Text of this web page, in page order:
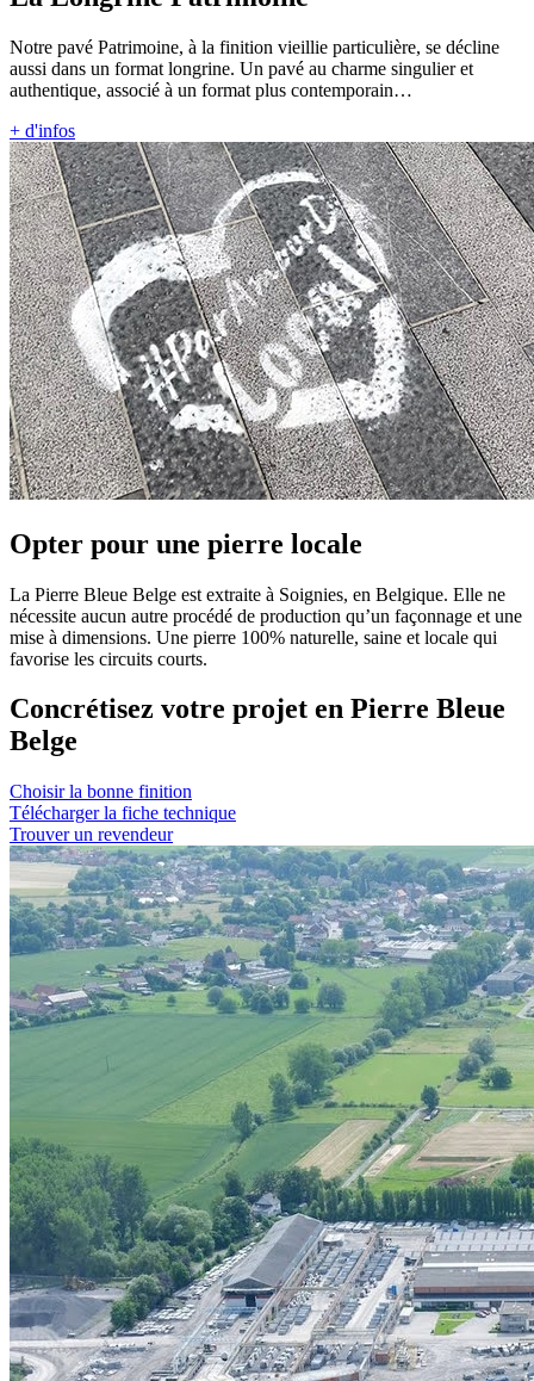
Notre pavé Patrimoine, à la finition vieillie particulière, se décline
aussi dans un format longrine. Un pavé au charme singulier et
authentique, associé à un format plus contemporain…
+ d'infos
Opter pour une pierre locale
La Pierre Bleue Belge est extraite à Soignies, en Belgique. Elle ne
nécessite aucun autre procédé de production qu’un façonnage et une
mise à dimensions. Une pierre 100% naturelle, saine et locale qui
favorise les circuits courts.
Concrétisez votre projet en Pierre Bleue
Belge
Choisir la bonne finition
Télécharger la fiche technique
Trouver un revendeur